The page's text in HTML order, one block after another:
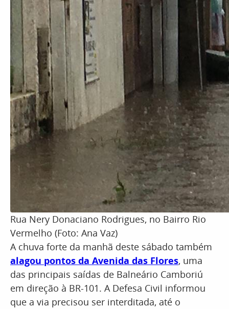
Rua Nery Donaciano Rodrigues, no Bairro Rio
Vermelho (Foto: Ana Vaz)
A chuva forte da manhã deste sábado também
alagou pontos da Avenida das Flores, uma
das principais saídas de Balneário Camboriú
em direção à BR-101. A Defesa Civil informou
que a via precisou ser interditada, até o